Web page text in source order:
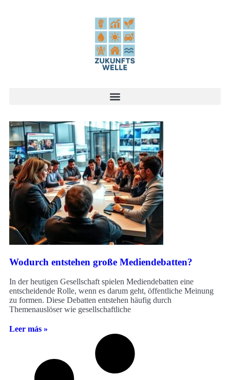
Wodurch entstehen große Mediendebatten?
In der heutigen Gesellschaft spielen Mediendebatten eine
entscheidende Rolle, wenn es darum geht, öffentliche Meinung
zu formen. Diese Debatten entstehen häufig durch
Themenauslöser wie gesellschaftliche
Leer más »